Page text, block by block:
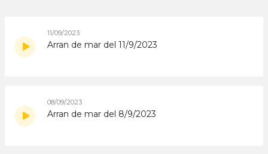
11/09/2023
Arran de mar del 11/9/2023
08/09/2023
Arran de mar del 8/9/2023